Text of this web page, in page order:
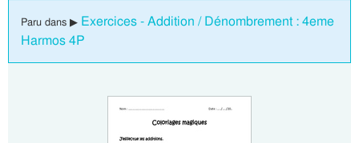
Paru dans ▶ Exercices - Addition / Dénombrement : 4eme
Harmos 4P